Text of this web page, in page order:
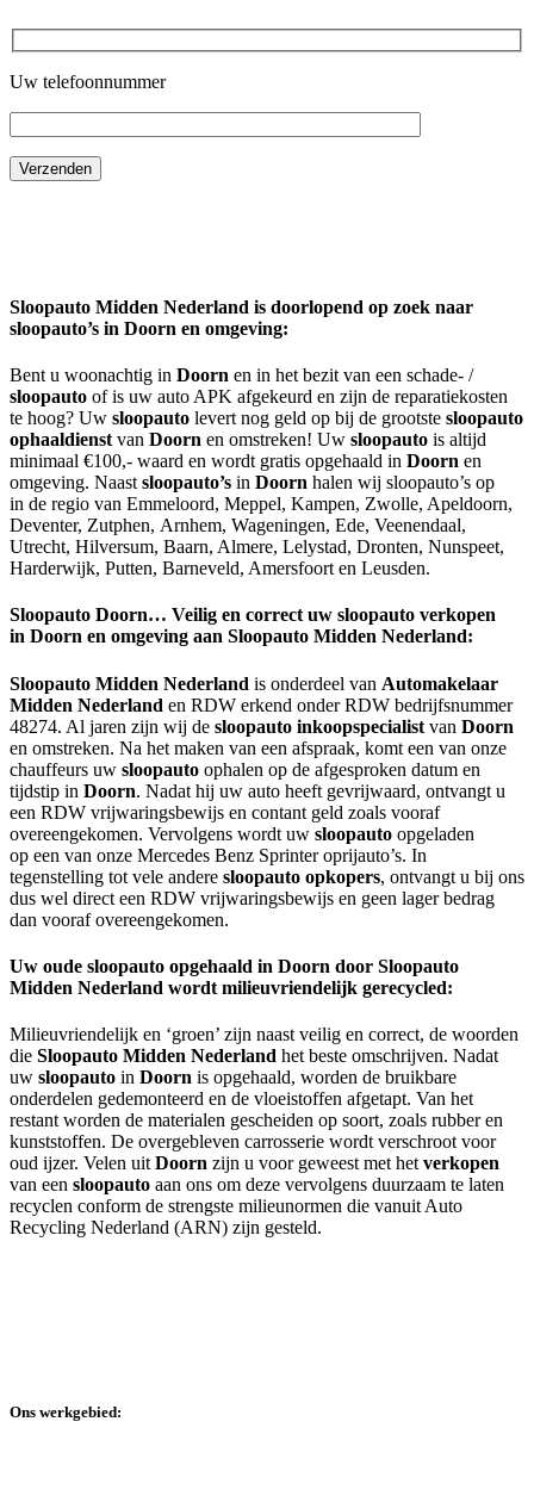
Uw telefoonnummer
Sloopauto Midden Nederland is doorlopend op zoek naar
sloopauto’s in Doorn en omgeving:
Bent u woonachtig in Doorn en in het bezit van een schade- /
sloopauto of is uw auto APK afgekeurd en zijn de reparatiekosten
te hoog? Uw sloopauto levert nog geld op bij de grootste sloopauto
ophaaldienst van Doorn en omstreken! Uw sloopauto is altijd
minimaal €100,- waard en wordt gratis opgehaald in Doorn en
omgeving. Naast sloopauto’s in Doorn halen wij sloopauto’s op
in de regio van Emmeloord, Meppel, Kampen, Zwolle, Apeldoorn,
Deventer, Zutphen, Arnhem, Wageningen, Ede, Veenendaal,
Utrecht, Hilversum, Baarn, Almere, Lelystad, Dronten, Nunspeet,
Harderwijk, Putten, Barneveld, Amersfoort en Leusden.
Sloopauto Doorn… Veilig en correct uw sloopauto verkopen
in Doorn en omgeving aan Sloopauto Midden Nederland:
Sloopauto Midden Nederland is onderdeel van Automakelaar
Midden Nederland en RDW erkend onder RDW bedrijfsnummer
48274. Al jaren zijn wij de sloopauto inkoopspecialist van Doorn
en omstreken. Na het maken van een afspraak, komt een van onze
chauffeurs uw sloopauto ophalen op de afgesproken datum en
tijdstip in Doorn. Nadat hij uw auto heeft gevrijwaard, ontvangt u
een RDW vrijwaringsbewijs en contant geld zoals vooraf
overeengekomen. Vervolgens wordt uw sloopauto opgeladen
op een van onze Mercedes Benz Sprinter oprijauto’s. In
tegenstelling tot vele andere sloopauto opkopers, ontvangt u bij ons
dus wel direct een RDW vrijwaringsbewijs en geen lager bedrag
dan vooraf overeengekomen.
Uw oude sloopauto opgehaald in Doorn door Sloopauto
Midden Nederland wordt milieuvriendelijk gerecycled:
Milieuvriendelijk en ‘groen’ zijn naast veilig en correct, de woorden
die Sloopauto Midden Nederland het beste omschrijven. Nadat
uw sloopauto in Doorn is opgehaald, worden de bruikbare
onderdelen gedemonteerd en de vloeistoffen afgetapt. Van het
restant worden de materialen gescheiden op soort, zoals rubber en
kunststoffen. De overgebleven carrosserie wordt verschroot voor
oud ijzer. Velen uit Doorn zijn u voor geweest met het verkopen
van een sloopauto aan ons om deze vervolgens duurzaam te laten
recyclen conform de strengste milieunormen die vanuit Auto
Recycling Nederland (ARN) zijn gesteld.
Ons werkgebied: